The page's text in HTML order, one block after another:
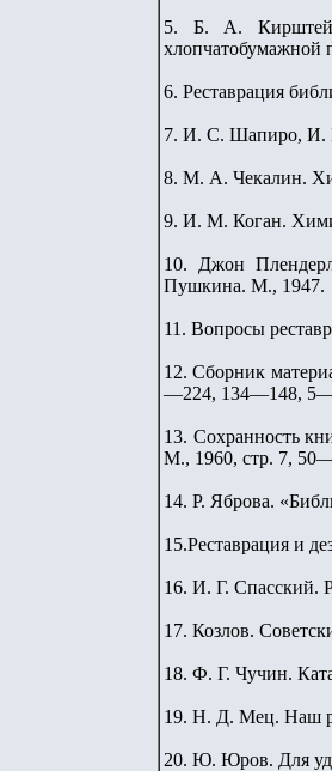
5. Б. А.
хлопчатобумажной
6. Реставрация
7. И. С. Шапиро, И.
8. М. А. Чекалин.
9. И. М. Коган.
10. Джон
Пушкина. М., 1947.
11. Вопросы
12. Сборник
—224, 134—148,
13. Сохранность
М., 1960, стр. 7,
14. Р. Яброва.
15.Реставрация и
16. И. Г. Спасский.
17. Козлов.
18. Ф. Г. Чучин.
19. Н. Д. Мец. Наш
20. Ю. Юров. Для